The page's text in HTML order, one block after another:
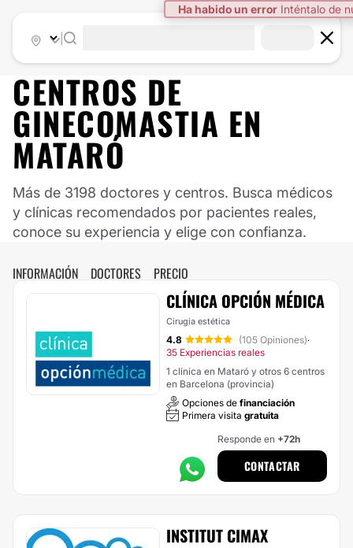
Ha habido un error Inténtalo de
CENTROS DE
GINECOMASTIA EN
MATARÓ
Más de 3198 doctores y centros. Busca médicos
y clínicas recomendados por pacientes reales,
conoce su experiencia y elige con confianza.
INFORMACIÓN DOCTORES PRECIO
CLÍNICA OPCIÓN MÉDICA
Cirugía estética
4.8 (105 Opiniones)·
35 Experiencias reales
1 clínica en Mataró y otros 6 centros
en Barcelona (provincia)
Opciones de financiación
Primera visita gratuita
Responde en +72h
CONTACTAR
INSTITUT CIMAX